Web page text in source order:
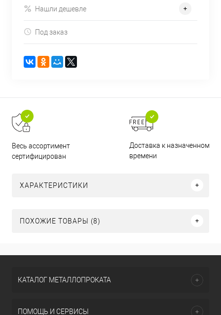
Нашли дешевле
Под заказ
Весь ассортимент
сертифицирован
Доставка к назначенному
времени
ХАРАКТЕРИСТИКИ
ПОХОЖИЕ ТОВАРЫ (8)
КАТАЛОГ МЕТАЛЛОПРОКАТА
ПОМОЩЬ И СЕРВИСЫ